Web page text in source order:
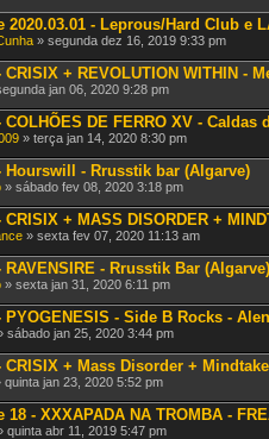
2020.03.01 - Leprous/Hard Club e
» segunda dez 16, 2019 9:33 pm
CRISIX + REVOLUTION WITHIN -
jan 06, 2020 9:28 pm
COLHÕES DE FERRO XV - Caldas
» terça jan 14, 2020 8:30 pm
Hourswill - Rrusstik bar (Algarve)
» sábado fev 08, 2020 3:18 pm
CRISIX + MASS DISORDER +
» sexta fev 07, 2020 11:13 am
RAVENSIRE - Rrusstik Bar (Algarve)
» sexta jan 31, 2020 6:11 pm
PYOGENESIS - Side B Rocks -
sábado jan 25, 2020 3:44 pm
CRISIX + Mass Disorder +
quinta jan 23, 2020 5:52 pm
18 - XXXAPADA NA TROMBA -
quinta abr 11, 2019 5:47 pm